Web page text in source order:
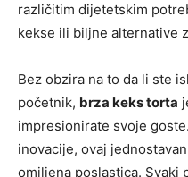
različitim dijetetskim
kekse ili biljne alternative
Bez obzira na to da li ste
početnik, brza keks torta
impresionirate svoje
inovacije, ovaj
omiljena poslastica. Svaki